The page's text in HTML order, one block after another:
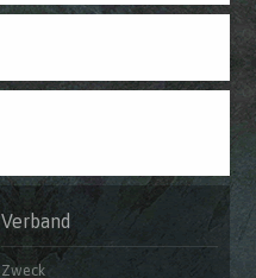
Verband
Zweck